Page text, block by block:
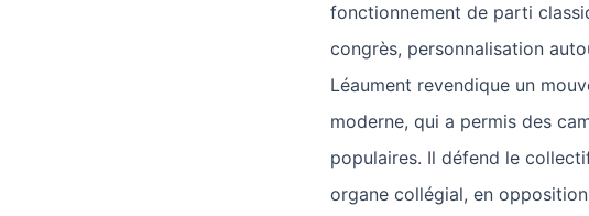
fonctionnement de parti
congrès, personnalisation
Léaument revendique un
moderne, qui a permis des
populaires. Il défend le
organe collégial, en